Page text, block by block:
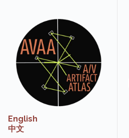
English
中文